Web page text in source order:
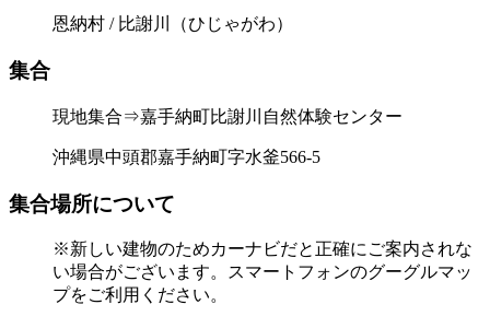
恩納村 / 比謝川（ひじゃがわ）
集合
現地集合⇒嘉手納町比謝川自然体験センター
沖縄県中頭郡嘉手納町字水釜566-5
集合場所について
※新しい建物のためカーナビだと正確にご案内されな
い場合がございます。スマートフォンのグーグルマッ
プをご利用ください。